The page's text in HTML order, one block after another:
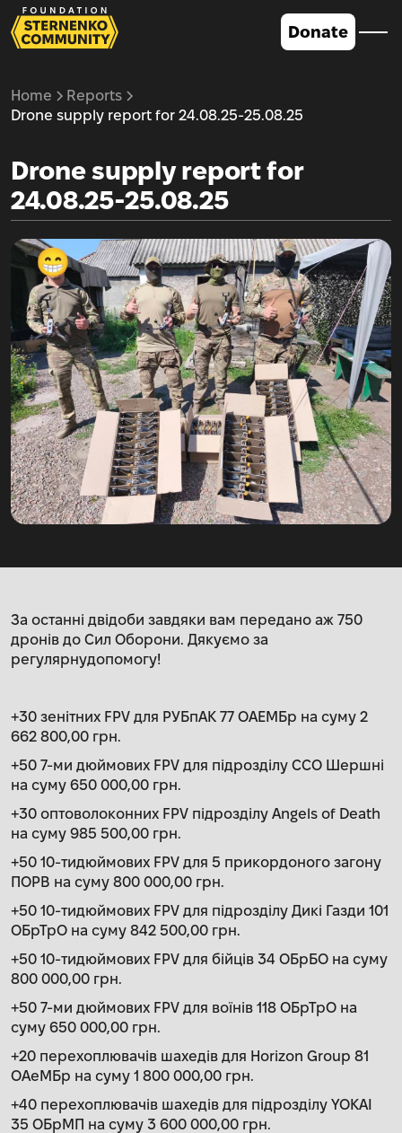
Donate
Home
Reports
Drone supply report for 24.08.25-25.08.25
Drone supply report for
24.08.25-25.08.25
За останні двідоби завдяки вам передано аж 750
дронів до Сил Оборони. Дякуємо за
регулярнудопомогу!
+30 зенітних FPV для РУБпАК 77 ОАЕМБр на суму 2
662 800,00 грн.
+50 7-ми дюймових FPV для підрозділу ССО Шершні
на суму 650 000,00 грн.
+30 оптоволоконних FPV підрозділу Angels of Death
на суму 985 500,00 грн.
+50 10-тидюймових FPV для 5 прикордоного загону
ПОРВ на суму 800 000,00 грн.
+50 10-тидюймових FPV для підрозділу Дикі Газди 101
ОБрТрО на суму 842 500,00 грн.
+50 10-тидюймових FPV для бійців 34 ОБрБО на суму
800 000,00 грн.
+50 7-ми дюймових FPV для воїнів 118 ОБрТрО на
суму 650 000,00 грн.
+20 перехоплювачів шахедів для Horizon Group 81
ОАеМБр на суму 1 800 000,00 грн.
+40 перехоплювачів шахедів для підрозділу YOKAI
35 ОБрМП на суму 3 600 000,00 грн.